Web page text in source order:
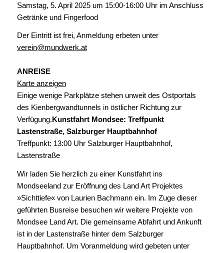
Samstag, 5. April 2025 um 15:00-16:00 Uhr im Anschluss
Getränke und Fingerfood
Der Eintritt ist frei, Anmeldung erbeten unter
verein@mundwerk.at
ANREISE
Karte anzeigen
Einige wenige Parkplätze stehen unweit des Ostportals
des Kienbergwandtunnels in östlicher Richtung zur
Verfügung.Kunstfahrt Mondsee: Treffpunkt
Lastenstraße, Salzburger Hauptbahnhof
Treffpunkt: 13:00 Uhr Salzburger Hauptbahnhof,
Lastenstraße
Wir laden Sie herzlich zu einer Kunstfahrt ins
Mondseeland zur Eröffnung des Land Art Projektes
»Sichttiefe« von Laurien Bachmann ein. Im Zuge dieser
geführten Busreise besuchen wir weitere Projekte von
Mondsee Land Art. Die gemeinsame Abfahrt und Ankunft
ist in der Lastenstraße hinter dem Salzburger
Hauptbahnhof. Um Voranmeldung wird gebeten unter